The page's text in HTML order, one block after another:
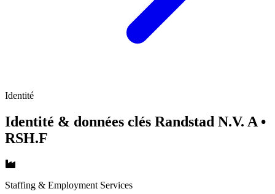
Identité
Identité & données clés Randstad N.V. A •
RSH.F
Staffing & Employment Services